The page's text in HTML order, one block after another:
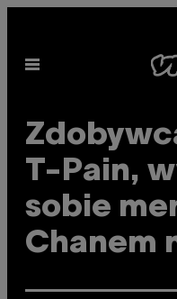
content
Open
T-Pain,
sobie
Chanem